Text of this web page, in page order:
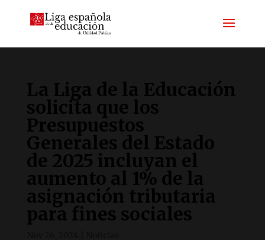
La Liga de la Educación
solicita que los
Presupuestos
Generales del Estado
de 2025 incluyan el
aumento al 1% de la
asignación tributaria
para fines sociales